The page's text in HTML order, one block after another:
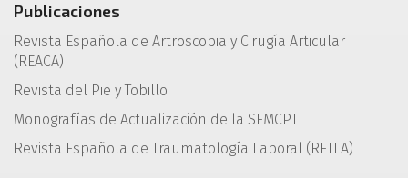
Publicaciones
Revista Española de Artroscopia y Cirugía Articular
(REACA)
Revista del Pie y Tobillo
Monografías de Actualización de la SEMCPT
Revista Española de Traumatología Laboral (RETLA)